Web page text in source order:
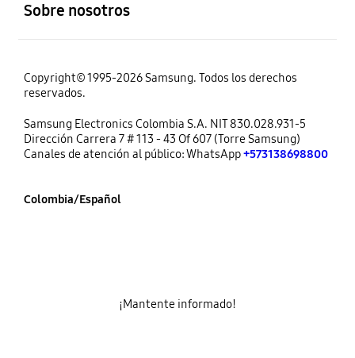
Sobre nosotros
Copyright© 1995-2026 Samsung. Todos los derechos
reservados.
Samsung Electronics Colombia S.A. NIT 830.028.931-5
Dirección Carrera 7 # 113 - 43 Of 607 (Torre Samsung)
Canales de atención al público: WhatsApp+573138698800
Colombia/Español
¡Mantente informado!